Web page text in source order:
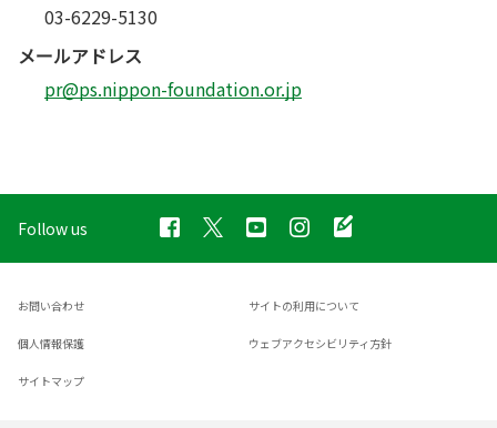
03-6229-5130
メールアドレス
pr@ps.nippon-foundation.or.jp
Follow us
お問い合わせ サイトの利用について
個人情報保護 ウェブアクセシビリティ方針
サイトマップ